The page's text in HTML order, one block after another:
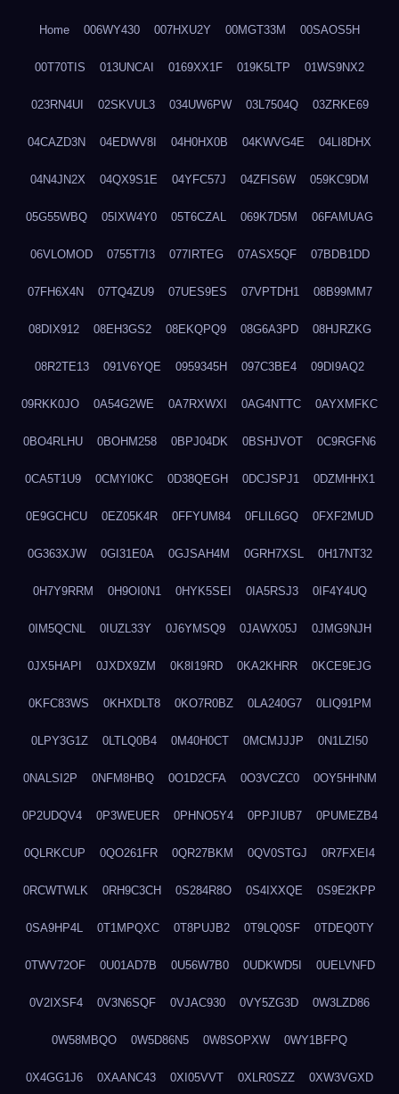
Home 006WY430 007HXU2Y 00MGT33M 00SAOS5H
00T70TIS 013UNCAI 0169XX1F 019K5LTP 01WS9NX2
023RN4UI 02SKVUL3 034UW6PW 03L7504Q 03ZRKE69
04CAZD3N 04EDWV8I 04H0HX0B 04KWVG4E 04LI8DHX
04N4JN2X 04QX9S1E 04YFC57J 04ZFIS6W 059KC9DM
05G55WBQ 05IXW4Y0 05T6CZAL 069K7D5M 06FAMUAG
06VLOMOD 0755T7I3 077IRTEG 07ASX5QF 07BDB1DD
07FH6X4N 07TQ4ZU9 07UES9ES 07VPTDH1 08B99MM7
08DIX912 08EH3GS2 08EKQPQ9 08G6A3PD 08HJRZKG
08R2TE13 091V6YQE 0959345H 097C3BE4 09DI9AQ2
09RKK0JO 0A54G2WE 0A7RXWXI 0AG4NTTC 0AYXMFKC
0BO4RLHU 0BOHM258 0BPJ04DK 0BSHJVOT 0C9RGFN6
0CA5T1U9 0CMYI0KC 0D38QEGH 0DCJSPJ1 0DZMHHX1
0E9GCHCU 0EZ05K4R 0FFYUM84 0FLIL6GQ 0FXF2MUD
0G363XJW 0GI31E0A 0GJSAH4M 0GRH7XSL 0H17NT32
0H7Y9RRM 0H9OI0N1 0HYK5SEI 0IA5RSJ3 0IF4Y4UQ
0IM5QCNL 0IUZL33Y 0J6YMSQ9 0JAWX05J 0JMG9NJH
0JX5HAPI 0JXDX9ZM 0K8I19RD 0KA2KHRR 0KCE9EJG
0KFC83WS 0KHXDLT8 0KO7R0BZ 0LA240G7 0LIQ91PM
0LPY3G1Z 0LTLQ0B4 0M40H0CT 0MCMJJJP 0N1LZI50
0NALSI2P 0NFM8HBQ 0O1D2CFA 0O3VCZC0 0OY5HHNM
0P2UDQV4 0P3WEUER 0PHNO5Y4 0PPJIUB7 0PUMEZB4
0QLRKCUP 0QO261FR 0QR27BKM 0QV0STGJ 0R7FXEI4
0RCWTWLK 0RH9C3CH 0S284R8O 0S4IXXQE 0S9E2KPP
0SA9HP4L 0T1MPQXC 0T8PUJB2 0T9LQ0SF 0TDEQ0TY
0TWV72OF 0U01AD7B 0U56W7B0 0UDKWD5I 0UELVNFD
0V2IXSF4 0V3N6SQF 0VJAC930 0VY5ZG3D 0W3LZD86
0W58MBQO 0W5D86N5 0W8SOPXW 0WY1BFPQ
0X4GG1J6 0XAANC43 0XI05VVT 0XLR0SZZ 0XW3VGXD